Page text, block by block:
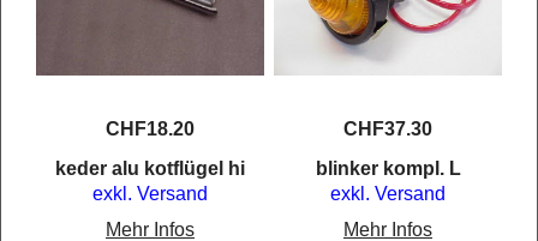
CHF18.20
keder alu kotflügel hi
exkl. Versand
Mehr Infos
CHF37.30
blinker kompl. L
exkl. Versand
Mehr Infos